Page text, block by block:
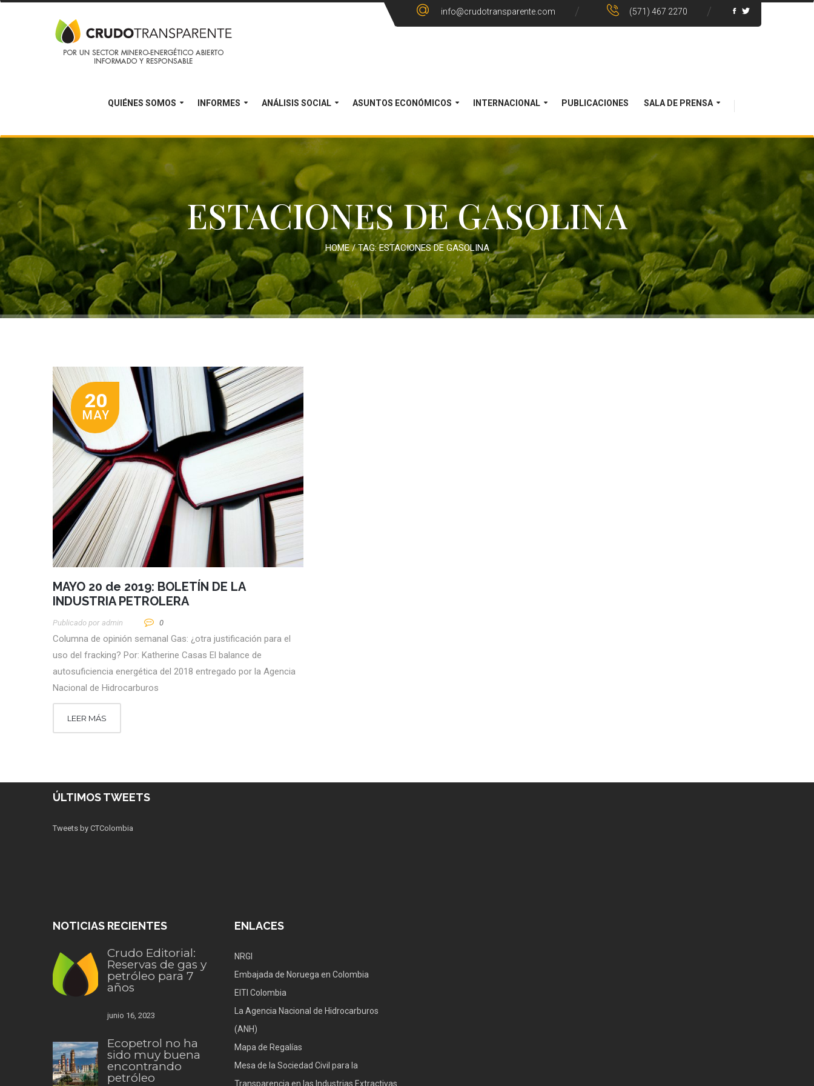
info@crudotransparente.com (571) 467 2270
QUIÉNES SOMOS INFORMES ANÁLISIS SOCIAL ASUNTOS ECONÓMICOS INTERNACIONAL PUBLICACIONES SALA DE PRENSA
ESTACIONES DE GASOLINA
HOME/ TAG:ESTACIONES DE GASOLINA
20
MAY
MAYO 20 de 2019: BOLETÍN DE LA
INDUSTRIA PETROLERA
Publicado por Admin 0
Columna de opinión semanal Gas: ¿otra justificación para el
uso del fracking? Por: Katherine Casas El balance de
autosuficiencia energética del 2018 entregado por la Agencia
Nacional de Hidrocarburos
LEER MÁS
ÚLTIMOS TWEETS
Tweets by CTColombia
NOTICIAS RECIENTES
Crudo Editorial:
Reservas de gas y
petróleo para 7
años
junio 16, 2023
Ecopetrol no ha
sido muy buena
encontrando
petróleo
ENLACES
NRGI
Embajada de Noruega en Colombia
EITI Colombia
La Agencia Nacional de Hidrocarburos
(ANH)
Mapa de Regalías
Mesa de la Sociedad Civil para la
Transparencia en las Industrias Extractivas